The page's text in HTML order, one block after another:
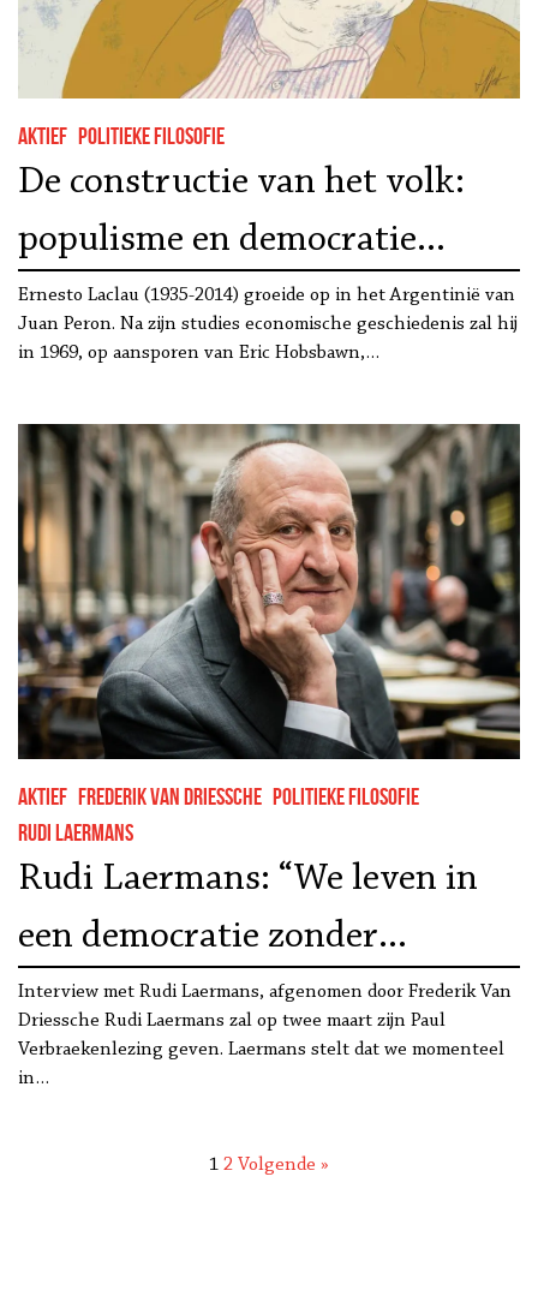
Aktief Politieke filosofie
De constructie van het volk:
populisme en democratie
volgens Ernesto Laclau
Ernesto Laclau (1935-2014) groeide op in het Argentinië van
Juan Peron. Na zijn studies economische geschiedenis zal hij
in 1969, op aansporen van Eric Hobsbawn,…
Aktief Frederik Van Driessche Politieke filosofie
Rudi Laermans
Rudi Laermans: “We leven in
een democratie zonder
politiek”
Interview met Rudi Laermans, afgenomen door Frederik Van
Driessche Rudi Laermans zal op twee maart zijn Paul
Verbraekenlezing geven. Laermans stelt dat we momenteel
in…
1 2 Volgende »